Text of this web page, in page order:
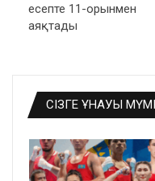
есепте 11-орынмен
аяқтады
СІЗГЕ ҰНАУЫ